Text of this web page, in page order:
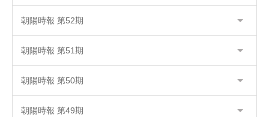
朝陽時報 第52期
朝陽時報 第51期
朝陽時報 第50期
朝陽時報 第49期